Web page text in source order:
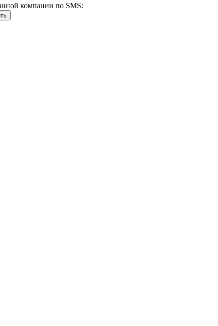
компании по SMS: